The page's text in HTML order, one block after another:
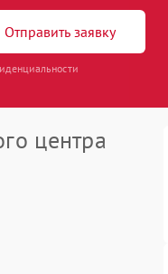
Отправить заявку
центра